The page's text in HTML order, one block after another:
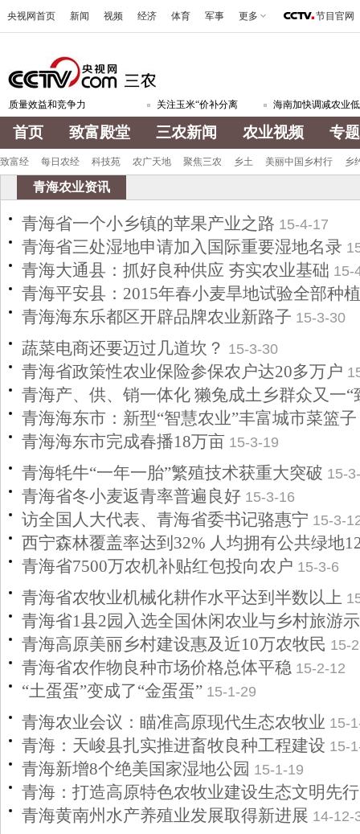
央视网首页 新闻 视频 经济 体育 军事 更多 节目官网
量效益和竞争力 关注玉米“价补分离 海南加快调减农业低
首页 致富殿堂 三农新闻 农业视频 专题
致富经 每日农经 科技苑 农广天地 聚焦三农 乡土 美丽中国乡村行 乡
青海农业资讯
青海省一个小乡镇的苹果产业之路 15-4-17
青海省三处湿地申请加入国际重要湿地名录
青海大通县：抓好良种供应 夯实农业基础 15-
青海平安县：2015年春小麦旱地试验全部种
青海海东乐都区开辟品牌农业新路子 15-3-30
蔬菜电商还要迈过几道坎？ 15-3-30
青海省政策性农业保险参保农户达20多万户
青海产、供、销一体化 獭兔成土乡群众又一“
青海海东市：新型“智慧农业”丰富城市菜篮子
青海海东市完成春播18万亩 15-3-19
青海牦牛“一年一胎”繁殖技术获重大突破 15-
青海省冬小麦返青率普遍良好 15-3-16
访全国人大代表、青海省委书记骆惠宁 15-3-
西宁森林覆盖率达到32% 人均拥有公共绿地
青海省7500万农机补贴红包投向农户 15-3-6
青海省农牧业机械化耕作水平达到半数以上
青海省1县2园入选全国休闲农业与乡村旅游
青海高原美丽乡村建设惠及近10万农牧民 15-
青海省农作物良种市场价格总体平稳 15-2-12
“土蛋蛋”变成了“金蛋蛋” 15-1-29
青海农业会议：瞄准高原现代生态农牧业 15-
青海：天峻县扎实推进畜牧良种工程建设 15-
青海新增8个绝美国家湿地公园 15-1-19
青海：打造高原特色农牧业建设生态文明先
青海黄南州水产养殖业发展取得新进展 14-12-